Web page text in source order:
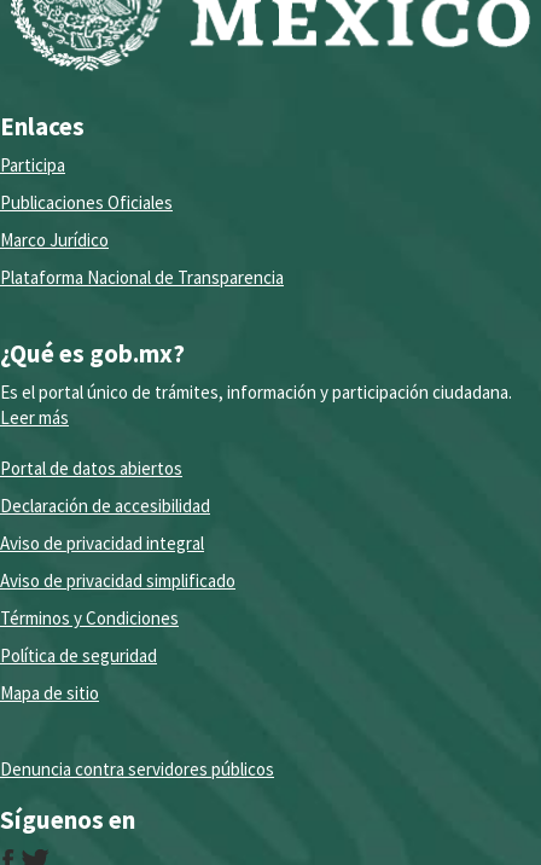
Enlaces
Participa
Publicaciones Oficiales
Marco Jurídico
Plataforma Nacional de Transparencia
¿Qué es gob.mx?
Es el portal único de trámites, información y participación ciudadana.
Leer más
Portal de datos abiertos
Declaración de accesibilidad
Aviso de privacidad integral
Aviso de privacidad simplificado
Términos y Condiciones
Política de seguridad
Mapa de sitio
Denuncia contra servidores públicos
Síguenos en